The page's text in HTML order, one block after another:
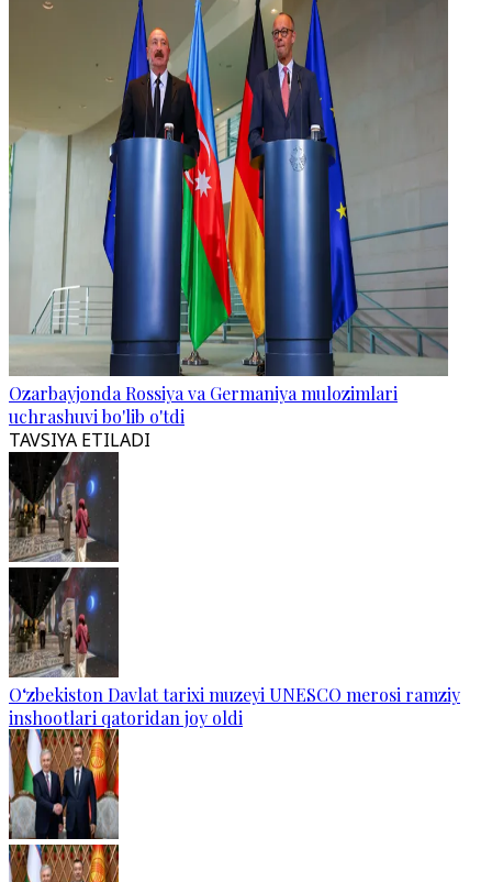
Ozarbayjonda Rossiya va Germaniya mulozimlari
uchrashuvi bo'lib o'tdi
TAVSIYA ETILADI
O‘zbekiston Davlat tarixi muzeyi UNESCO merosi ramziy
inshootlari qatoridan joy oldi